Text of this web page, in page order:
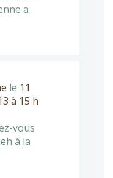
a
le 11
à 15 h
vous
à la